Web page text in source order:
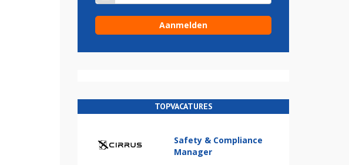
TOPVACATURES
Safety & Compliance
Manager